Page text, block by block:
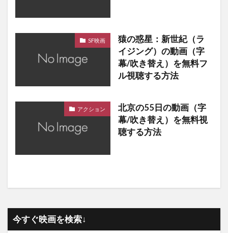
SF映画
猿の惑星：新世紀（ラ
イジング）の動画（字
幕/吹き替え）を無料フ
ル視聴する方法
アクション
北京の55日の動画（字
幕/吹き替え）を無料視
聴する方法
今すぐ映画を検索↓